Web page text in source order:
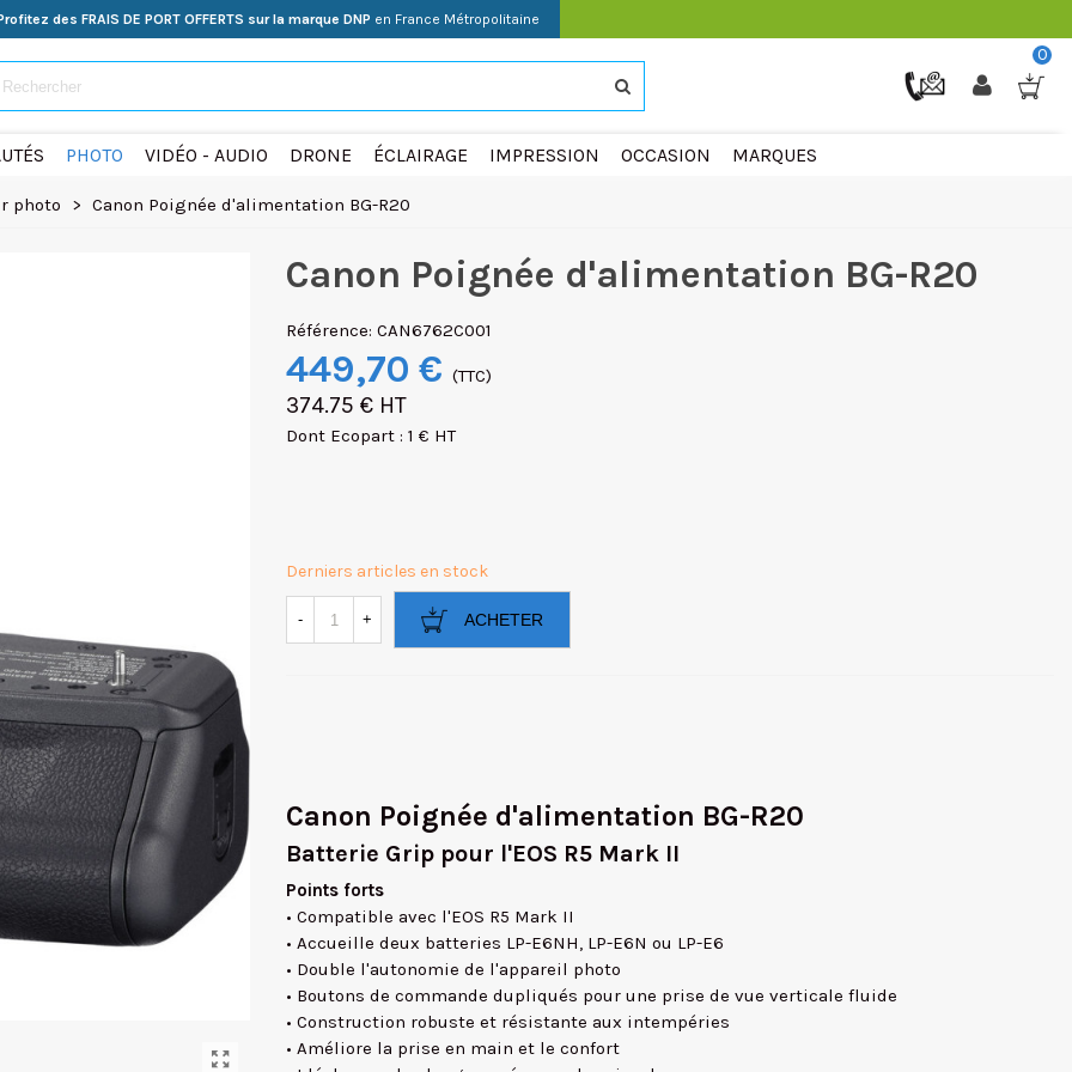
des FRAIS DE PORT OFFERTS sur la marque DNP en France Métropolitaine
0
PHOTO VIDÉO - AUDIO DRONE ÉCLAIRAGE IMPRESSION OCCASION MARQUES
photo > Canon Poignée d'alimentation BG-R20
Canon Poignée d'alimentation BG-R20
Référence: CAN6762C001
449,70 € (TTC)
374.75 € HT
Dont Ecopart : 1 € HT
Derniers articles en stock
- + ACHETER
Canon Poignée d'alimentation BG-R20
Batterie Grip pour l'EOS R5 Mark II
Points forts
• Compatible avec l'EOS R5 Mark II
• Accueille deux batteries LP-E6NH, LP-E6N ou LP-E6
• Double l'autonomie de l'appareil photo
• Boutons de commande dupliqués pour une prise de vue verticale fluide
• Construction robuste et résistante aux intempéries
• Améliore la prise en main et le confort